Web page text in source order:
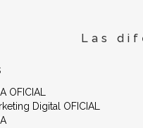
Las
OFICIAL
Digital OFICIAL